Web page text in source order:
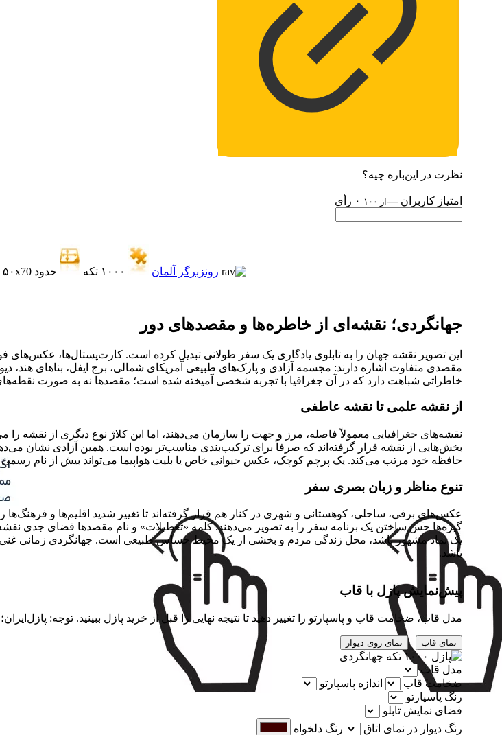
نظرت در این‌باره چیه؟
امتیاز کاربران —از ۱۰۰ ۰ رأی
رونزبرگر آلمان حدود ۵۰x70 سانتی متر
جهانگردی؛ نقشه‌ای از خاطره‌ها و مقصدهای دور
این تصویر نقشه جهان را به تابلوی یادگاری یک سفر طولانی تبدیل کرده است. کارت‌پستال‌ها،
مقصدی متفاوت اشاره دارند: مجسمه آزادی و پارک‌های طبیعی آمریکای شمالی، برج ایفل، بناهای هند،
خاطراتی شباهت دارد که در آن جغرافیا با تجربه شخصی آمیخته شده است؛ مقصدها نه به صورت
از نقشه علمی تا نقشه عاطفی
نقشه‌های جغرافیایی معمولاً فاصله، مرز و جهت را سازمان می‌دهند، اما این کلاژ نوع دیگری از
بخش‌هایی از نقشه قرار گرفته‌اند که صرفاً برای ترکیب‌بندی مناسب‌تر بوده است. همین آزادی نشان
حافظه خود مرتب می‌کند. یک پرچم کوچک، عکس حیوانی خاص یا بلیت هواپیما می‌تواند بیش از نام
تنوع مناظر و زبان بصری سفر
عکس‌های برفی، ساحلی، کوهستانی و شهری در کنار هم قرار گرفته‌اند تا تغییر شدید اقلیم‌ها و
گیره‌ها حس ساختن یک برنامه سفر را به تصویر می‌دهند. کلمه «تعطیلات» و نام مقصدها فضای جدی
یک نماد مشهور باشد، محل زندگی مردم و بخشی از یک محیط حساس طبیعی است. جهانگردی زمانی
باشد.
پیش‌نمایش پازل با قاب
مدل قاب، ضخامت قاب و پاسپارتو را تغییر دهید تا نتیجه نهایی را قبل از خرید پازل ببینید. توجه:
نمای قاب نمای روی دیوار
مدل قاب
ضخامت قاب
اندازه پاسپارتو
رنگ پاسپارتو
فضای نمایش تابلو
رنگ دیوار در نمای اتاق
رنگ دلخواه